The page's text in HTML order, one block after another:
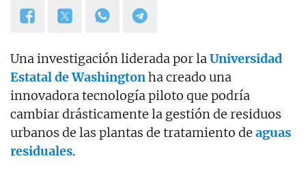
Una investigación liderada por laUniversidad
Estatal de Washingtonha creado una
innovadora tecnología piloto que podría
cambiar drásticamente la gestión de residuos
urbanos de las plantas de tratamiento de aguas
residuales.